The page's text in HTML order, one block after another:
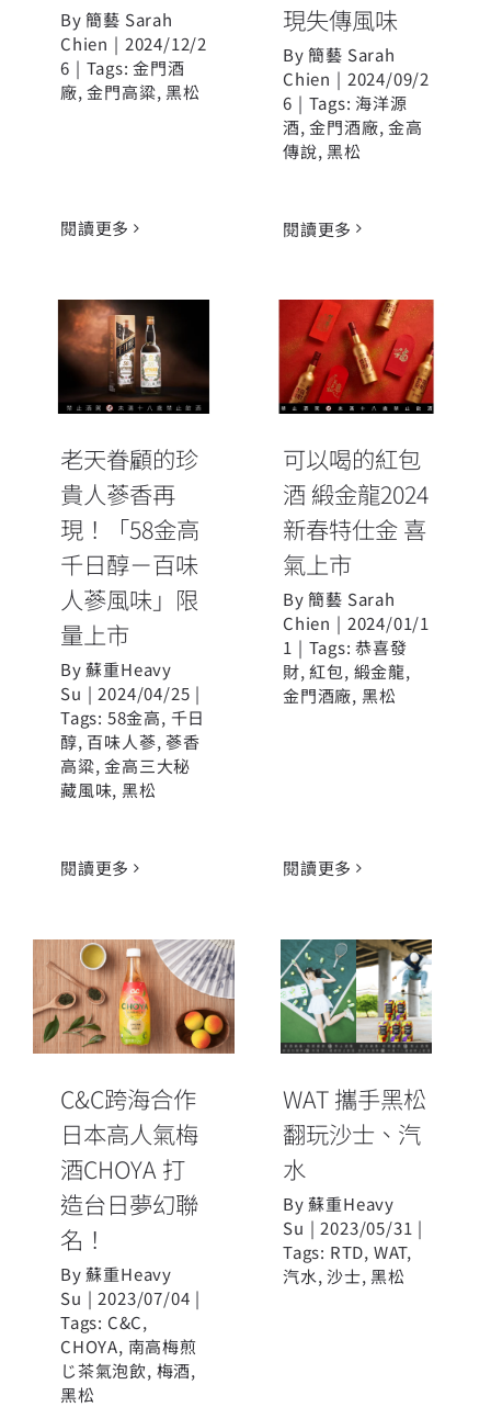
By簡藝 Sarah
Chien | 2024/12/2
6 | Tags:金門酒
廠,金門高粱, 黑松
閱讀更多
現失傳風味
By簡藝 Sarah
Chien | 2024/09/2
6 | Tags:海洋源
酒,金門酒廠,金高
傳說, 黑松
閱讀更多
老天眷顧的珍
貴人蔘香再
現！「58金高
千日醇－百味
量上市
老天眷顧的珍
貴人蔘香再
現！「58金高
千日醇－百味
人蔘風味」限
量上市
By蘇重Heavy
Su | 2024/04/25 |
Tags: 58金高, 千日
醇, 百味人蔘,蔘香
高粱,金高三大秘
藏風味, 黑松
閱讀更多
可以喝的紅包
酒 緞金龍2024
新春特仕金 喜
可以喝的紅包
酒 緞金龍2024
新春特仕金 喜
氣上市
By簡藝 Sarah
Chien | 2024/01/1
1 | Tags:恭喜發
財,紅包, 緞金龍,
金門酒廠, 黑松
閱讀更多
C&C跨海合作
日本高人氣梅
酒CHOYA 打造
台日夢幻聯
名！
C&C跨海合作
日本高人氣梅
酒CHOYA 打
造台日夢幻聯
名！
By蘇重Heavy
Su | 2023/07/04 |
Tags: C&C,
CHOYA, 南高梅煎
じ茶氣泡飲, 梅酒,
黑松
WAT 攜手黑松
翻玩沙士、汽
水
WAT 攜手黑松
翻玩沙士、汽
水
By蘇重Heavy
Su | 2023/05/31 |
Tags: RTD, WAT,
汽水,沙士, 黑松